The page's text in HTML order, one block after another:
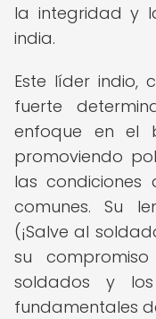
la integridad y
india.
Este líder indio,
fuerte
enfoque en el
promoviendo
las
comunes. Su
(¡Salve al
su
soldados y
fundamentales